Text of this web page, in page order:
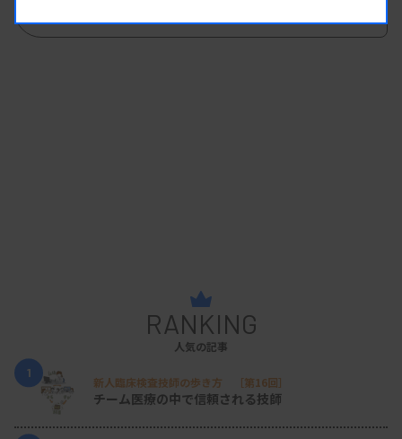
RANKING
人気の記事
1
新人臨床検査技師の歩き方 ［第16回］
チーム医療の中で信頼される技師